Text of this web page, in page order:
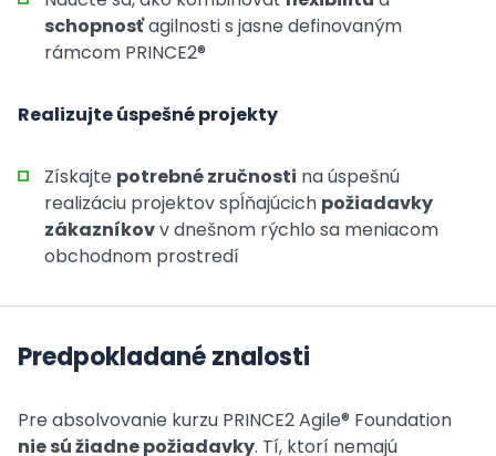
schopnosťagilnosti s jasne definovaným
rámcom PRINCE2®
Realizujte úspešné projekty
Získajte potrebné zručnosti na úspešnú
realizáciu projektov spĺňajúcich požiadavky
zákazníkovv dnešnom rýchlo sa meniacom
obchodnom prostredí
Predpokladané znalosti
Pre absolvovanie kurzu PRINCE2 Agile® Foundation
nie sú žiadne požiadavky. Tí, ktorí nemajú